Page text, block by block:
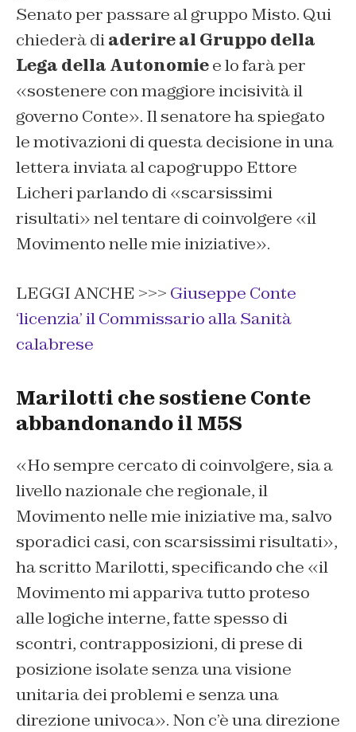
Senato per passare al gruppo Misto. Qui
chiederà diaderire al Gruppo della
Lega della Autonomiee lo farà per
«sostenere con maggiore incisività il
governo Conte». Il senatore ha spiegato
le motivazioni di questa decisione in una
lettera inviata al capogruppo Ettore
Licheri parlando di «scarsissimi
risultati» nel tentare di coinvolgere «il
Movimento nelle mie iniziative».
LEGGI ANCHE >>> Giuseppe Conte
‘licenzia’ il Commissario alla Sanità
calabrese
Marilotti che sostiene Conte
abbandonando il M5S
«Ho sempre cercato di coinvolgere, sia a
livello nazionale che regionale, il
Movimento nelle mie iniziative ma, salvo
sporadici casi, con scarsissimi risultati»,
ha scritto Marilotti, specificando che «il
Movimento mi appariva tutto proteso
alle logiche interne, fatte spesso di
scontri, contrapposizioni, di prese di
posizione isolate senza una visione
unitaria dei problemi e senza una
direzione univoca». Non c’è una direzione